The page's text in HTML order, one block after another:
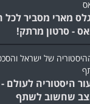
מארי מסביר
- סרטון מרתק!
היסטוריה
שחשוב לשתף